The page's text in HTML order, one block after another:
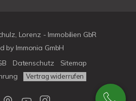
Lorenz - Immobilien GbR
by Immonia GmbH
Datenschutz
Sitemap
Vertrag widerrufen